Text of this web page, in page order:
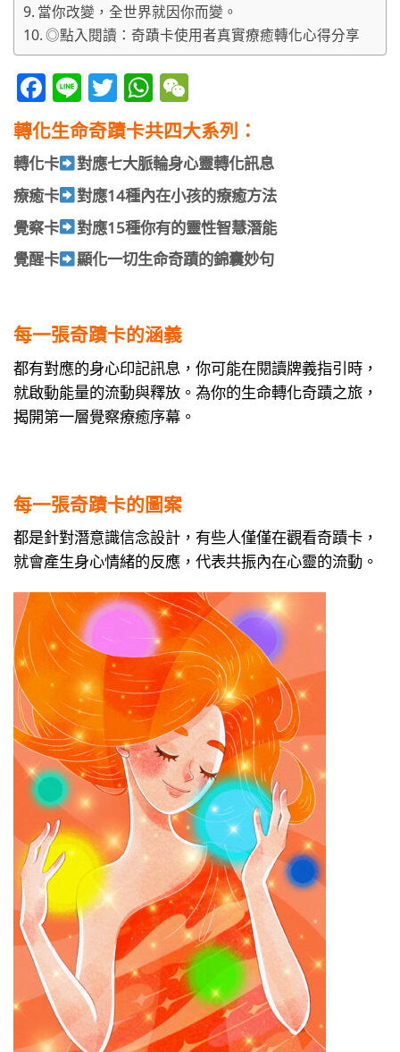
當你改變，全世界就因你而變。
◎點入閱讀：奇蹟卡使用者真實療癒轉化心得分享
Facebook
LineTwitterWhatsApp
轉化生命奇蹟卡共四大系列：
轉化卡
對應七大脈輪身心靈轉化訊息
療癒卡
對應14種內在小孩的療癒方法
覺察卡
對應15種你有的靈性智慧潛能
覺醒卡
顯化一切生命奇蹟的錦囊妙句
每一張奇蹟卡的涵義
都有對應的身心印記訊息，你可能在閱讀牌義指引時，
就啟動能量的流動與釋放。為你的生命轉化奇蹟之旅，
揭開第一層覺察療癒序幕。
每一張奇蹟卡的圖案
都是針對潛意識信念設計，有些人僅僅在觀看奇蹟卡，
就會產生身心情緒的反應，代表共振內在心靈的流動。